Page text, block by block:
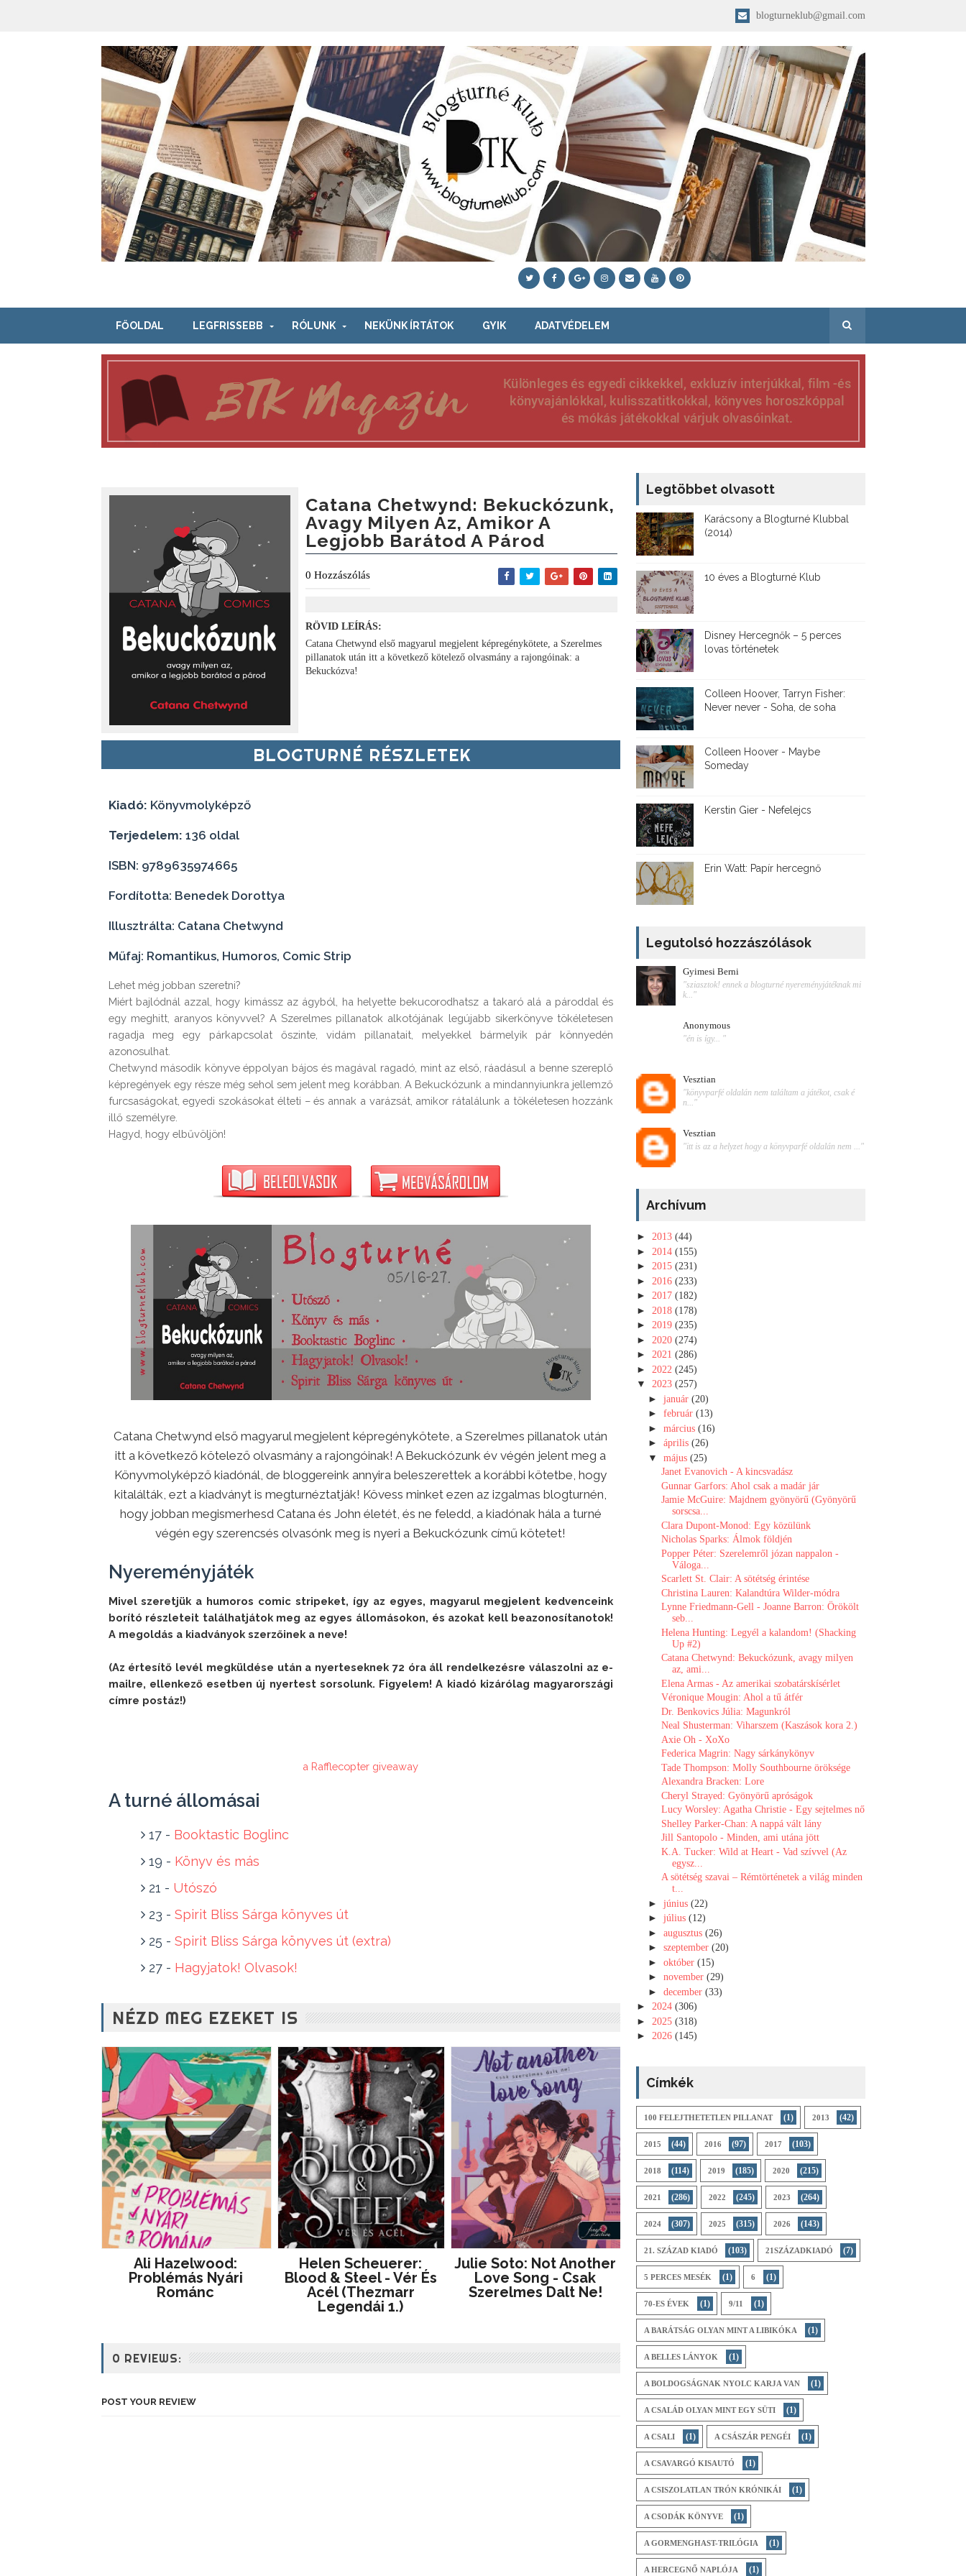
blogturneklub@gmail.com
FŐOLDAL LEGFRISSEBB RÓLUNK NEKÜNK ÍRTÁTOK GYIK ADATVÉDELEM
Catana Chetwynd: Bekuckózunk,
Avagy Milyen Az, Amikor A
Legjobb Barátod A Párod
0 Hozzászólás
RÖVID LEÍRÁS:
Catana Chetwynd első magyarul megjelent képregénykötete, a Szerelmes ​
pillanatok után itt a következő kötelező olvasmány a rajongóinak: a
Bekuckózva!
BLOGTURNÉ RÉSZLETEK
Kiadó: Könyvmolyképző
Terjedelem: 136 oldal
ISBN: 9789635974665
Fordította: Benedek Dorottya
Illusztrálta: Catana Chetwynd
Műfaj: Romantikus, Humoros, Comic Strip
Lehet még jobban szeretni?
Miért bajlódnál azzal, hogy kimássz az ágyból, ha helyette bekucorodhatsz a takaró alá a pároddal és
egy meghitt, aranyos könyvvel? A Szerelmes pillanatok alkotójának legújabb sikerkönyve tökéletesen
ragadja meg egy párkapcsolat őszinte, vidám pillanatait, melyekkel bármelyik pár könnyedén
azonosulhat.
Chetwynd második könyve éppolyan bájos és magával ragadó, mint az első, ráadásul a benne szereplő
képregények egy része még sehol sem jelent meg korábban. A Bekuckózunk a mindannyiunkra jellemző
furcsaságokat, egyedi szokásokat élteti – és annak a varázsát, amikor rátalálunk a tökéletesen hozzánk
illő személyre.
Catana Chetwynd első magyarul megjelent képregénykötete, a Szerelmes ​pillanatok után
itt a következő kötelező olvasmány a rajongóinak! A Bekuckózunk év végén jelent meg a
Könyvmolyképző kiadónál, de bloggereink annyira beleszerettek a korábbi kötetbe, hogy
kitalálták, ezt a kiadványt is megturnéztatják! Kövess minket ezen az izgalmas blogturnén,
hogy jobban megismerhesd Catana és John életét, és ne feledd, a kiadónak hála a turné
végén egy szerencsés olvasónk meg is nyeri a Bekuckózunk című kötetet!
Nyereményjáték
Mivel szeretjük a humoros comic stripeket, így az egyes, magyarul megjelent kedvenceink
borító részleteit találhatjátok meg az egyes állomásokon, és azokat kell beazonosítanotok!
A megoldás a kiadványok szerzőinek a neve!
(Az értesítő levél megküldése után a nyerteseknek 72 óra áll rendelkezésre válaszolni az e-
mailre, ellenkező esetben új nyertest sorsolunk. Figyelem! A kiadó kizárólag magyarországi
a Rafflecopter giveaway
A turné állomásai
17 - Booktastic Boglinc
19 - Könyv és más
21 - Utószó
23 - Spirit Bliss Sárga könyves út
25 - Spirit Bliss Sárga könyves út (extra)
27 - Hagyjatok! Olvasok!
NÉZD MEG EZEKET IS
Ali Hazelwood:
Problémás ​nyári
Románc
Helen Scheuerer:
Blood & Steel - Vér És
Acél (Thezmarr
Legendái 1.)
Julie Soto: Not Another
Love Song - Csak
Szerelmes Dalt Ne!
0 REVIEWS:
POST YOUR REVIEW
Legtöbbet olvasott
Karácsony a Blogturné Klubbal
(2014)
10 éves a Blogturné Klub
Disney ​Hercegnők – 5 perces
lovas történetek
Colleen Hoover, Tarryn Fisher:
Never never - Soha, de soha
Colleen Hoover - Maybe
Someday
Kerstin Gier - Nefelejcs
Erin Watt: Papír hercegnő
Legutolsó hozzászólások
Gyimesi Berni
"sziasztok! ennek a blogturné nyereményjátéknak mi
k..."
Anonymous
"én is így... "
Vesztian
"könyvparfé oldalán nem találtam a játékot, csak é
n..."
Vesztian
"itt is az a helyzet hogy a könyvparfé oldalán nem ..."
Archívum
► 2013 (44)
► 2014 (155)
► 2015 (231)
► 2016 (233)
► 2017 (182)
► 2018 (178)
► 2019 (235)
► 2020 (274)
► 2021 (286)
► 2022 (245)
▼ 2023 (257)
►január(20)
►február(13)
►március(16)
►április(26)
▼ május(25)
Janet Evanovich - A kincsvadász
Gunnar Garfors: Ahol ​csak a madár jár
Jamie McGuire: Majdnem ​gyönyörű (Gyönyörű
sorscsa...
Clara Dupont-Monod: Egy ​közülünk
Nicholas Sparks: Álmok ​földjén
Popper Péter: Szerelemről ​józan nappalon -
Váloga...
Scarlett St. Clair: A sötétség érintése
Christina Lauren: Kalandtúra Wilder-módra
Lynne Friedmann-Gell - Joanne Barron: Örökölt ​
seb...
Helena Hunting: Legyél a kalandom! (Shacking
Up #2)
Catana Chetwynd: Bekuckózunk, avagy milyen
az, ami...
Elena Armas - Az amerikai szobatárskísérlet
Véronique Mougin: Ahol ​a tű átfér
Dr. Benkovics Júlia: Magunkról
Neal Shusterman: Viharszem (Kaszások kora 2.)
Axie Oh - XoXo
Federica Magrin: Nagy sárkánykönyv
Tade Thompson: Molly ​Southbourne öröksége
Alexandra Bracken: Lore
Cheryl Strayed: Gyönyörű apróságok
Lucy Worsley: Agatha Christie - Egy sejtelmes nő
Shelley Parker-Chan: A ​nappá vált lány
Jill Santopolo - Minden, ami utána jött
K.A. Tucker: Wild at Heart - Vad szívvel (Az
egysz...
A sötétség szavai – Rémtörténetek a világ minden
t...
►június(22)
►július(12)
►augusztus(26)
►szeptember(20)
►október(15)
►november(29)
►december(33)
► 2024 (306)
► 2025 (318)
► 2026 (145)
Címkék
100 FELEJTHETETLEN PILLANAT (1) 2013 (42)
2015 (44) 2016 (97) 2017 (103)
2018 (114) 2019 (185) 2020 (215)
2021 (286) 2022 (245) 2023 (264)
2024 (307) 2025 (315) 2026 (143)
21. SZÁZAD KIADÓ (103) 21SZÁZADKIADÓ (7)
5 PERCES MESÉK (1) 6 (1)
70-ES ÉVEK (1) 9/11 (1)
A BARÁTSÁG OLYAN MINT A LIBIKÓKA (1)
A BELLES LÁNYOK (1)
A BOLDOGSÁGNAK NYOLC KARJA VAN (1)
A CSALÁD OLYAN MINT EGY SÜTI (1)
A CSALI (1) A CSÁSZÁR PENGÉI (1)
A CSAVARGÓ KISAUTÓ (1)
A CSISZOLATLAN TRÓN KRÓNIKÁI (1)
A CSODÁK KÖNYVE (1)
A GORMENGHAST-TRILÓGIA (1)
A HERCEGNŐ NAPLÓJA (1)